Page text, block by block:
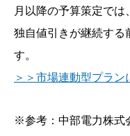
月以降の予算策定で
独自値引きが継続する
す。
＞＞市場連動型プラン
※参考：中部電力株式